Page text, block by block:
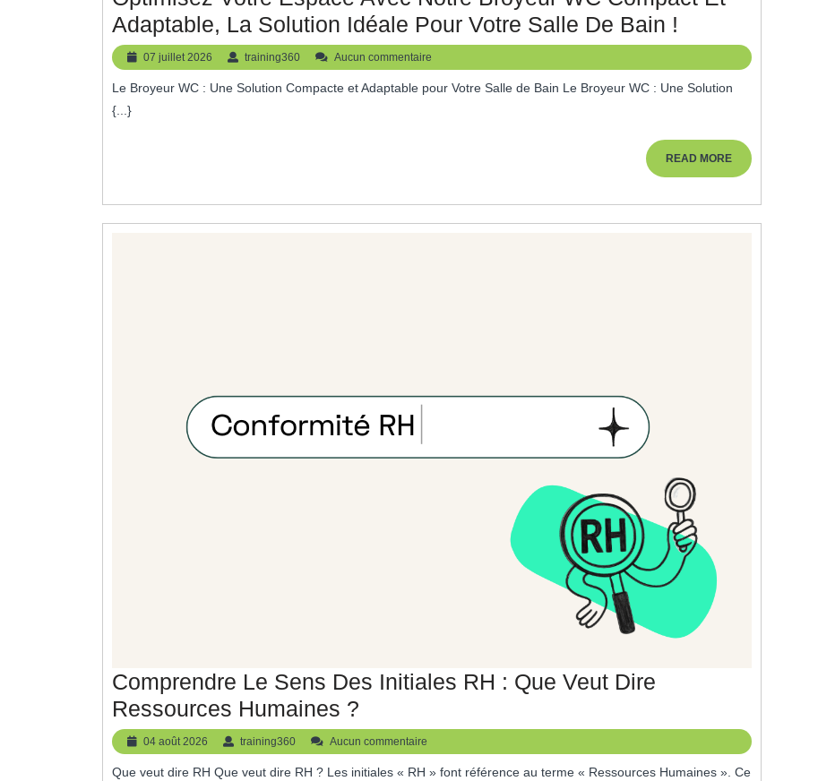
Adaptable, La Solution Idéale Pour Votre Salle De Bain !
Votre
Espace
Broyeur
WC
Compact
Bain
!
07 juillet 2026
07
juillet
2026
training360 training360
Aucun commentaire
Le Broyeur WC : Une Solution Compacte et Adaptable pour Votre Salle de Bain Le Broyeur WC : Une Solution
{...}
READ MOREREAD
MORE
Comprendre Le Sens Des Initiales RH : Que Veut Dire
Ressources Humaines ?
Le
Sens
04 août 2026
04
août
2026
training360 training360
Aucun commentaire
Que veut dire RH Que veut dire RH ? Les initiales « RH » font référence au terme « Ressources Humaines ». Ce